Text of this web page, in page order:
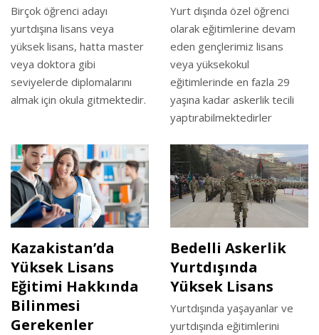
Birçok öğrenci adayı
yurtdışına lisans veya
yüksek lisans, hatta master
veya doktora gibi
seviyelerde diplomalarını
almak için okula gitmektedir.
Yurt dışında özel öğrenci
olarak eğitimlerine devam
eden gençlerimiz lisans
veya yüksekokul
eğitimlerinde en fazla 29
yaşına kadar askerlik tecili
yaptırabilmektedirler
Kazakistan’da
Yüksek Lisans
Eğitimi Hakkında
Bilinmesi
Gerekenler
Bedelli Askerlik
Yurtdışında
Yüksek Lisans
Yurtdışında yaşayanlar ve
yurtdışında eğitimlerini